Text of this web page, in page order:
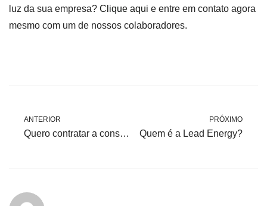
luz da sua empresa? Clique aqui e entre em contato agora
mesmo com um de nossos colaboradores.
ANTERIOR
Quero contratar a consultoria da Lead Energy, existe algum valor inicial que devo pagar?
PRÓXIMO
Quem é a Lead Energy?